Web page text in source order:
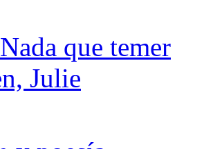
Nada que temer
Julie